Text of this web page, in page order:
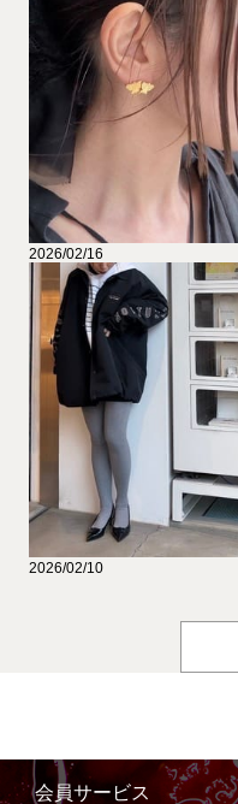
2026/02/16
2026/02/10
会員サービス